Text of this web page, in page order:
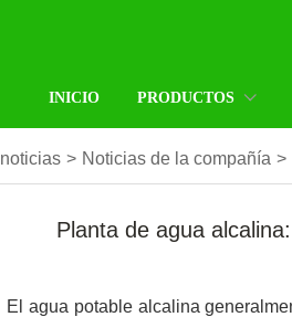
INICIO PRODUCTOS
noticias > Noticias de la compañía >
Planta de agua
El agua potable alcalina